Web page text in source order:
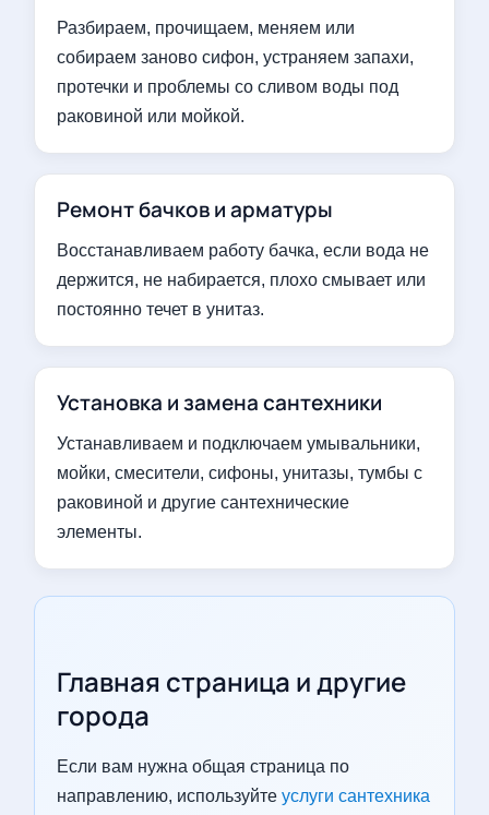
Разбираем, прочищаем, меняем или
собираем заново сифон, устраняем запахи,
протечки и проблемы со сливом воды под
раковиной или мойкой.
Ремонт бачков и арматуры
Восстанавливаем работу бачка, если вода не
держится, не набирается, плохо смывает или
постоянно течет в унитаз.
Установка и замена сантехники
Устанавливаем и подключаем умывальники,
мойки, смесители, сифоны, унитазы, тумбы с
раковиной и другие сантехнические
элементы.
Главная страница и другие
города
Если вам нужна общая страница по
направлению, используйте услуги сантехника